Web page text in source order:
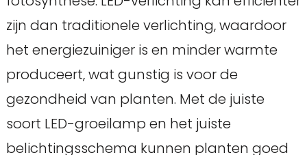
zijn dan traditionele verlichting, waardoor
het energiezuiniger is en minder warmte
produceert, wat gunstig is voor de
gezondheid van planten. Met de juiste
soort LED-groeilamp en het juiste
belichtingsschema kunnen planten goed